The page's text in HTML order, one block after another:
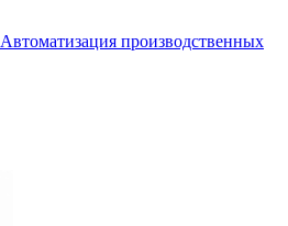
Автоматизация производственных